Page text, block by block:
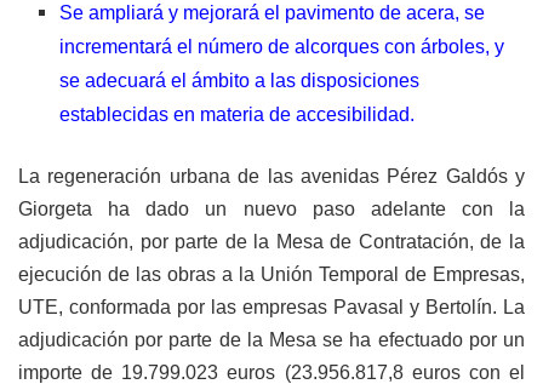
Se ampliará y mejorará el pavimento de acera, se
incrementará el número de alcorques con árboles, y
se adecuará el ámbito a las disposiciones
establecidas en materia de accesibilidad.
La regeneración urbana de las avenidas Pérez Galdós y
Giorgeta ha dado un nuevo paso adelante con la
adjudicación, por parte de la Mesa de Contratación, de la
ejecución de las obras a la Unión Temporal de Empresas,
UTE, conformada por las empresas Pavasal y Bertolín. La
adjudicación por parte de la Mesa se ha efectuado por un
importe de 19.799.023 euros (23.956.817,8 euros con el